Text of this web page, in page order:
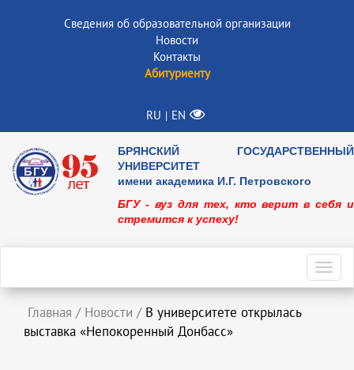
Сведения об образовательной организации
Новости
Контакты
Абитуриенту
RU | EN
БРЯНСКИЙ ГОСУДАРСТВЕННЫЙ
УНИВЕРСИТЕТ
имени академика И.Г. Петровского
БГУ - вуз для тех, кто верит в себя и
стремится к успеху!
Главная / Новости / В университете открылась
выставка «Непокоренный Донбасc»